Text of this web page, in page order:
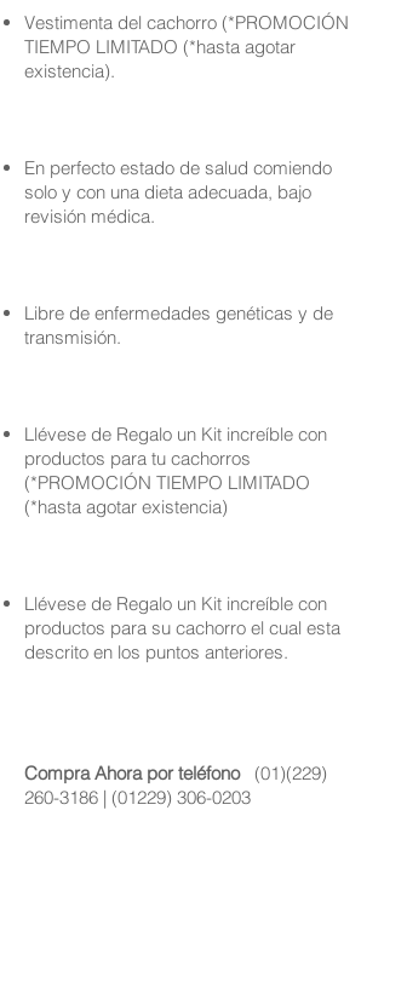
Vestimenta del cachorro (*PROMOCIÓN
TIEMPO LIMITADO (*hasta agotar
existencia).
En perfecto estado de salud comiendo
solo y con una dieta adecuada, bajo
revisión médica.
Libre de enfermedades genéticas y de
transmisión.
Llévese de Regalo un Kit increíble con
productos para tu cachorros
(*PROMOCIÓN TIEMPO LIMITADO
(*hasta agotar existencia)
Llévese de Regalo un Kit increíble con
productos para su cachorro el cual esta
descrito en los puntos anteriores.
Compra Ahora por teléfono
(01)(229)
260-3186 | (01229) 306-0203